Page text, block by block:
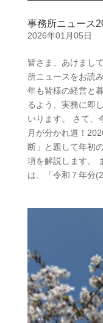
事務所ニュース
2026年01月05日
皆さま、あけまし
所ニュースをお読
年も皆様の経営と
るよう、実務に即
いります。 さて、
月が分かれ道！
断」と題して年初
項を解説します。
は、「令和７年分